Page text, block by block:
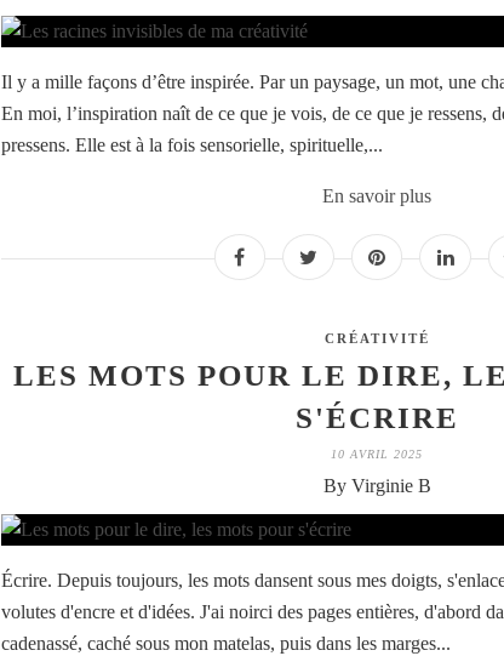
Il y a mille façons d’être inspirée. Par un paysage, un mot, une
En moi, l’inspiration naît de ce que je vois, de ce que je ressens,
pressens. Elle est à la fois sensorielle, spirituelle,...
En savoir plus
CRÉATIVITÉ
LES MOTS POUR LE DIRE,
S'ÉCRIRE
10 AVRIL 2025
By Virginie B
Écrire. Depuis toujours, les mots dansent sous mes doigts,
volutes d'encre et d'idées. J'ai noirci des pages entières, d'abord
cadenassé, caché sous mon matelas, puis dans les marges...